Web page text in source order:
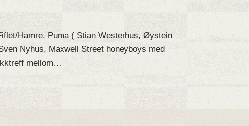
Hamre, Puma ( Stian Westerhus, Øystein
Nyhus, Maxwell Street honeyboys med
mellom…